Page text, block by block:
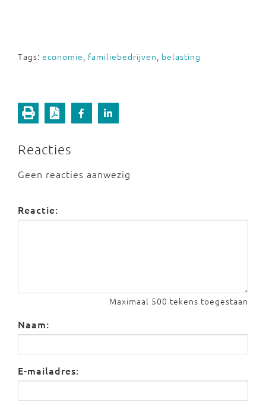
Tags: economie, familiebedrijven, belasting
Reacties
Geen reacties aanwezig
Reactie:
Maximaal 500 tekens toegestaan
Naam:
E-mailadres: